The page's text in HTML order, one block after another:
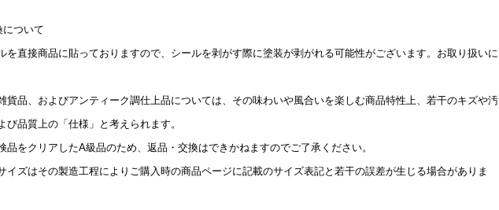
ついて
直接商品に貼っておりますので、シールを剥がす際に塗装が剥がれる可能性がございます。お取り扱いに
品、およびアンティーク調仕上品については、その味わいや風合いを楽しむ商品特性上、若干のキズや汚
品質上の「仕様」と考えられます。
をクリアしたA級品のため、返品・交換はできかねますのでご了承ください。
ズはその製造工程によりご購入時の商品ページに記載のサイズ表記と若干の誤差が生じる場合がありま